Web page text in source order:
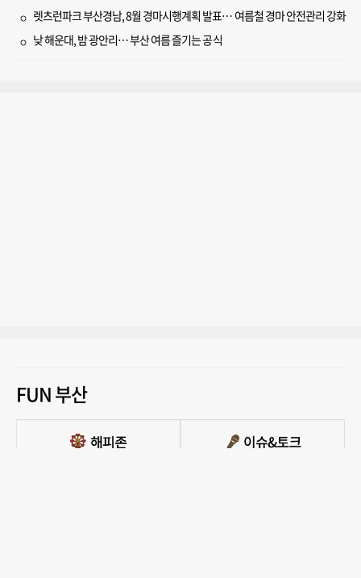
렛츠런파크 부산경남, 8월 경마시행계획 발표… 여름철 경마 안전관리 강화
낮 해운대, 밤 광안리… 부산 여름 즐기는 공식
FUN 부산